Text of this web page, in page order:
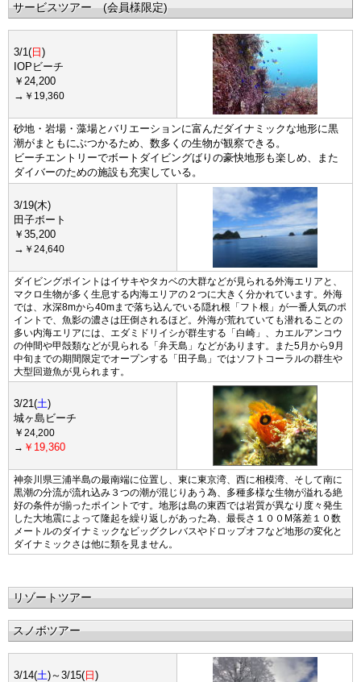
サービスツアー (会員様限定)
3/1( 日 )
IOPビーチ
￥24,200
→ ￥19,360
砂地・岩場・藻場とバリエーションに富んだダイナミックな地形に黒
潮がまともにぶつかるため、数多くの生物が観察できる。
ビーチエントリーでボートダイビングばりの豪快地形も楽しめ、また
ダイバーのための施設も充実している。
3/19(木)
田子ボート
￥35,200
→ ￥24,640
ダイビングポイントはイサキやタカベの大群などが見られる外海エリアと、
マクロ生物が多く生息する内海エリアの２つに大きく分かれています。外海
では、水深8mから40mまで落ち込んでいる隠れ根「フト根」が一番人気のポ
イントで、魚影の濃さは圧倒されるほど。外海が荒れていても潜れることの
多い内海エリアには、エダミドリイシが群生する「白崎」、カエルアンコウ
の仲間や甲殻類などが見られる「弁天島」などがあります。また5月から9月
中旬までの期間限定でオープンする「田子島」ではソフトコーラルの群生や
大型回遊魚が見られます。
3/21(土)
城ヶ島ビーチ
￥ 24,200
→ ￥19,360
神奈川県三浦半島の最南端に位置し、東に東京湾、西に相模湾、そして南に
黒潮の分流が流れ込み３つの潮が混じりあう為、多種多様な生物が溢れる絶
好の条件が揃ったポイントです。地形は島の東西では岩質が異なり度々発生
した大地震によって隆起を繰り返しがあった為、最長さ１００M落差１０数
メートルのダイナミックなビッグクレバスやドロップオフなど地形の変化と
ダイナミックさは他に類を見ません。
リゾートツアー
スノボツアー
3/14(土)～3/15( 日 )